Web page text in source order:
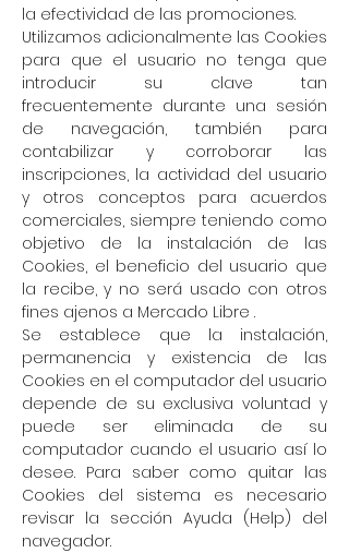
la efectividad de las promociones.
Utilizamos adicionalmente las Cookies
para que el usuario no tenga que
introducir su clave tan
frecuentemente durante una sesión
de navegación, también para
contabilizar y corroborar las
inscripciones, la actividad del usuario
y otros conceptos para acuerdos
comerciales, siempre teniendo como
objetivo de la instalación de las
Cookies, el beneficio del usuario que
la recibe, y no será usado con otros
fines ajenos a Mercado Libre .
Se establece que la instalación,
permanencia y existencia de las
Cookies en el computador del usuario
depende de su exclusiva voluntad y
puede ser eliminada de su
computador cuando el usuario así lo
desee. Para saber como quitar las
Cookies del sistema es necesario
revisar la sección Ayuda (Help) del
navegador.